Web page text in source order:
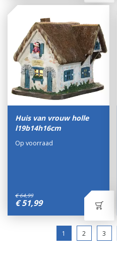
Huis van vrouw holle
l19b14h16cm
€ 64,99
€ 51,99
Op voorraad
1 2 3